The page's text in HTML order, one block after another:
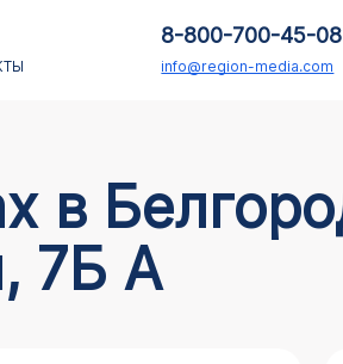
8-800-700-45-08
info@region-media.com
7Б А